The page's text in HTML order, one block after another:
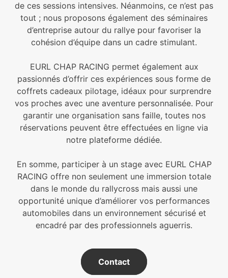
de ces sessions intensives. Néanmoins, ce n’est pas
tout ; nous proposons également des séminaires
d’entreprise autour du rallye pour favoriser la
cohésion d’équipe dans un cadre stimulant.
EURL CHAP RACING permet également aux
passionnés d’offrir ces expériences sous forme de
coffrets cadeaux pilotage, idéaux pour surprendre
vos proches avec une aventure personnalisée. Pour
garantir une organisation sans faille, toutes nos
réservations peuvent être effectuées en ligne via
notre plateforme dédiée.
En somme, participer à un stage avec EURL CHAP
RACING offre non seulement une immersion totale
dans le monde du rallycross mais aussi une
opportunité unique d’améliorer vos performances
automobiles dans un environnement sécurisé et
encadré par des professionnels aguerris.
Contact